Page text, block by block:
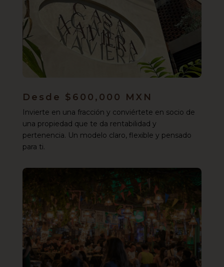
Desde $600,000 MXN
Invierte en una fracción y conviértete en socio de
una propiedad que te da rentabilidad y
pertenencia. Un modelo claro, flexible y pensado
para ti.